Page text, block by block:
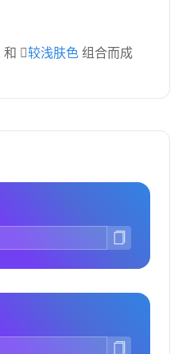
和🏼较浅肤色 组合而成